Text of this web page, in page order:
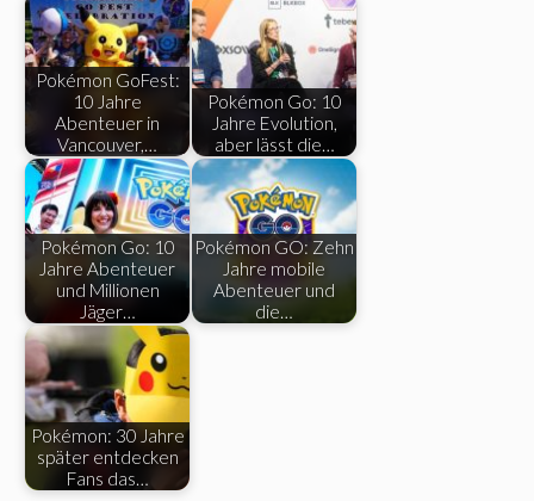
Pokémon GoFest:
10 Jahre
Abenteuer in
Vancouver,…
Pokémon Go: 10
Jahre Evolution,
aber lässt die…
Pokémon Go: 10
Jahre Abenteuer
und Millionen
Jäger…
Pokémon GO: Zehn
Jahre mobile
Abenteuer und
die…
Pokémon: 30 Jahre
später entdecken
Fans das…